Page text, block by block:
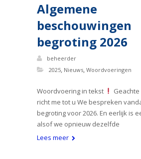
Algemene
beschouwingen
begroting 2026
beheerder
2025, Nieuws, Woordvoeringen
Woordvoering in tekst
richt me tot u We bespreken
begroting voor 2026. En eerlijk is
alsof we opnieuw dezelfde
Lees meer